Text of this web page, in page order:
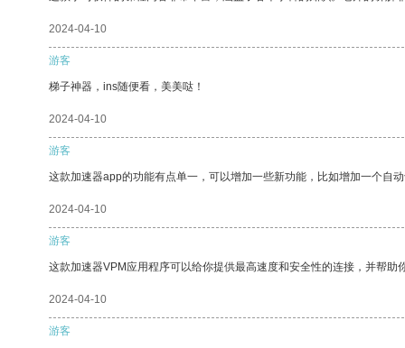
2024-04-10
游客
梯子神器，ins随便看，美美哒！
2024-04-10
游客
这款加速器app的功能有点单一，可以增加一些新功能，比如增加一个自
2024-04-10
游客
这款加速器VPM应用程序可以给你提供最高速度和安全性的连接，并帮助
2024-04-10
游客